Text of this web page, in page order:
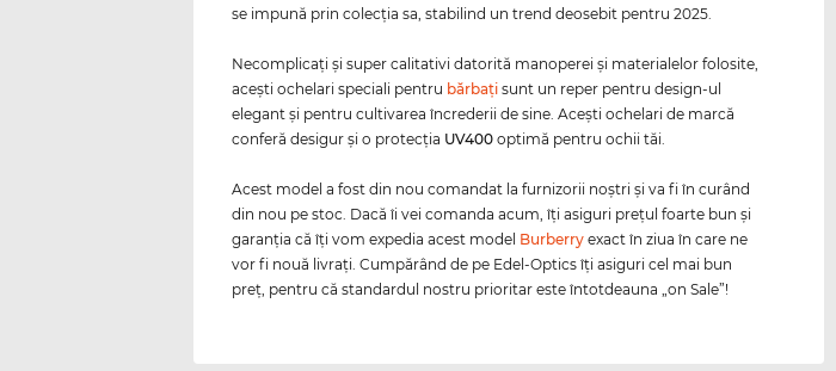
se impună prin colecţia sa, stabilind un trend deosebit pentru 2025.
Necomplicaţi şi super calitativi datorită manoperei şi materialelor folosite,
aceşti ochelari speciali pentru bărbaţi sunt un reper pentru design-ul
elegant şi pentru cultivarea încrederii de sine. Aceşti ochelari de marcă
conferă desigur şi o protecţia UV400 optimă pentru ochii tăi.
Acest model a fost din nou comandat la furnizorii noştri şi va fi în curând
din nou pe stoc. Dacă îi vei comanda acum, îţi asiguri preţul foarte bun şi
garanţia că îţi vom expedia acest model Burberry exact în ziua în care ne
vor fi nouă livraţi. Cumpărând de pe Edel-Optics îţi asiguri cel mai bun
preţ, pentru că standardul nostru prioritar este întotdeauna „on Sale”!